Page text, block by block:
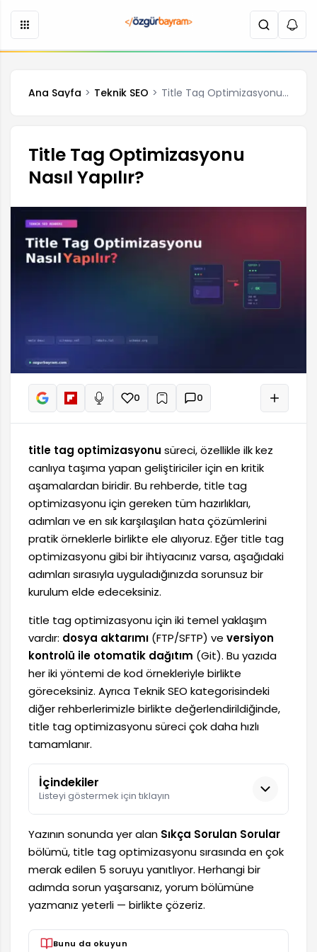
Ana Sayfa Teknik SEO Title Tag Optimizasyonu Nasıl Yapılır?
Title Tag Optimizasyonu
Nasıl Yapılır?
Sesli oku0 + 0
title tag optimizasyonu süreci, özellikle ilk kez
canlıya taşıma yapan geliştiriciler için en kritik
aşamalardan biridir. Bu rehberde, title tag
optimizasyonu için gereken tüm hazırlıkları,
adımları ve en sık karşılaşılan hata çözümlerini
pratik örneklerle birlikte ele alıyoruz. Eğer title tag
optimizasyonu gibi bir ihtiyacınız varsa, aşağıdaki
adımları sırasıyla uyguladığınızda sorunsuz bir
kurulum elde edeceksiniz.
title tag optimizasyonu için iki temel yaklaşım
vardır: dosya aktarımı (FTP/SFTP) ve versiyon
kontrolü ile otomatik dağıtım (Git). Bu yazıda
her iki yöntemi de kod örnekleriyle birlikte
göreceksiniz. Ayrıca Teknik SEO kategorisindeki
diğer rehberlerimizle birlikte değerlendirildiğinde,
title tag optimizasyonu süreci çok daha hızlı
tamamlanır.
İçindekiler
Listeyi göstermek için tıklayın
Yazının sonunda yer alan Sıkça Sorulan Sorular
bölümü, title tag optimizasyonu sırasında en çok
merak edilen 5 soruyu yanıtlıyor. Herhangi bir
adımda sorun yaşarsanız, yorum bölümüne
yazmanız yeterli — birlikte çözeriz.
Bunu da okuyun